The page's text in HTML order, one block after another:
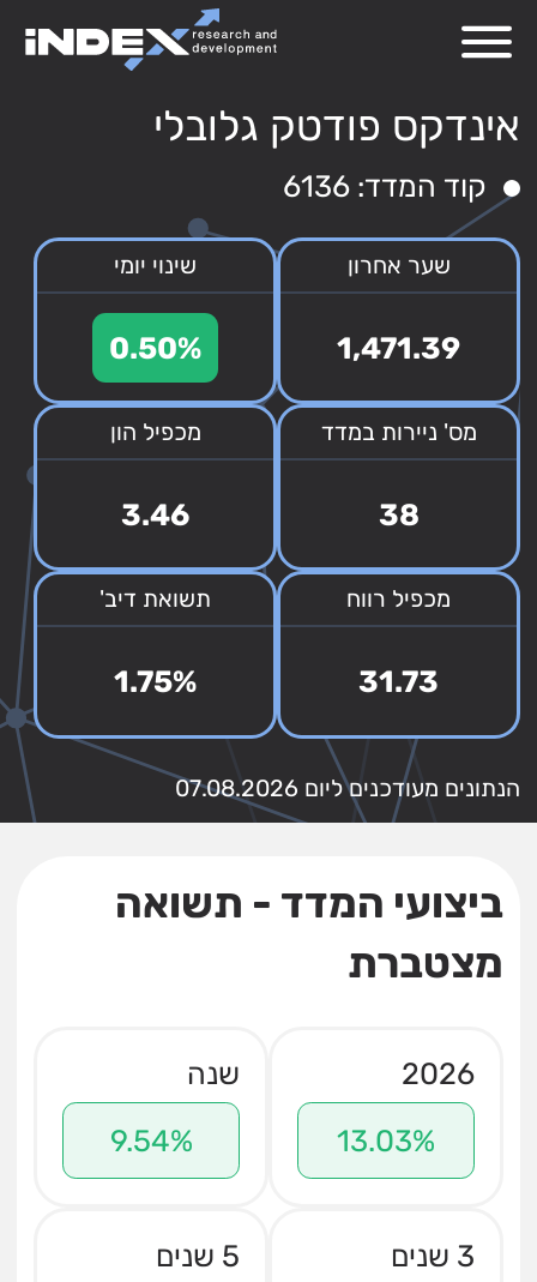
אינדקס פודטק גלובלי
קוד המדד: 6136
שער אחרון
1,471.39
שינוי יומי
0.50%
מס' ניירות במדד
38
מכפיל הון
3.46
מכפיל רווח
31.73
תשואת דיב'
1.75%
הנתונים מעודכנים ליום 07.08.2026
ביצועי המדד - תשואה
מצטברת
2026
13.03%
שנה
9.54%
3 שנים
5 שנים